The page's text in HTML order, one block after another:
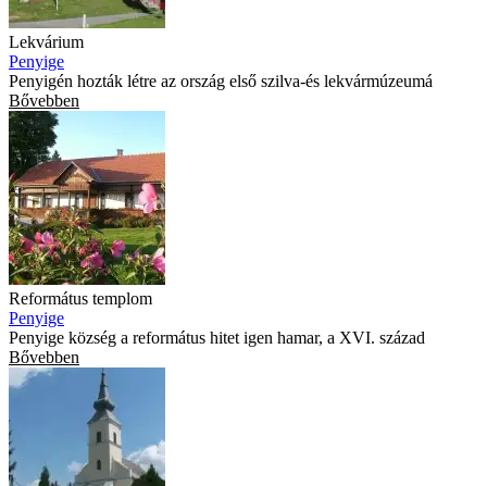
Lekvárium
Penyige
Penyigén hozták létre az ország első szilva-és lekvármúzeumá
Bővebben
Református templom
Penyige
Penyige község a református hitet igen hamar, a XVI. század
Bővebben